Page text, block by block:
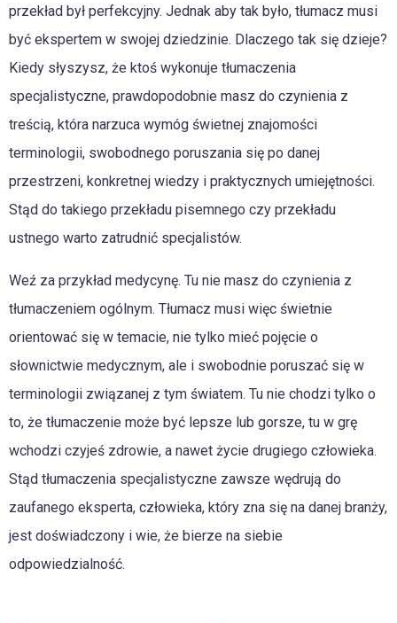
przekład był perfekcyjny. Jednak aby tak było, tłumacz musi
być ekspertem w swojej dziedzinie. Dlaczego tak się dzieje?
Kiedy słyszysz, że ktoś wykonuje tłumaczenia
specjalistyczne, prawdopodobnie masz do czynienia z
treścią, która narzuca wymóg świetnej znajomości
terminologii, swobodnego poruszania się po danej
przestrzeni, konkretnej wiedzy i praktycznych umiejętności.
Stąd do takiego przekładu pisemnego czy przekładu
ustnego warto zatrudnić specjalistów.
Weź za przykład medycynę. Tu nie masz do czynienia z
tłumaczeniem ogólnym. Tłumacz musi więc świetnie
orientować się w temacie, nie tylko mieć pojęcie o
słownictwie medycznym, ale i swobodnie poruszać się w
terminologii związanej z tym światem. Tu nie chodzi tylko o
to, że tłumaczenie może być lepsze lub gorsze, tu w grę
wchodzi czyjeś zdrowie, a nawet życie drugiego człowieka.
Stąd tłumaczenia specjalistyczne zawsze wędrują do
zaufanego eksperta, człowieka, który zna się na danej branży,
jest doświadczony i wie, że bierze na siebie
odpowiedzialność.